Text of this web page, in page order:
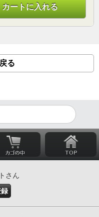
カートに入れる
る
さん